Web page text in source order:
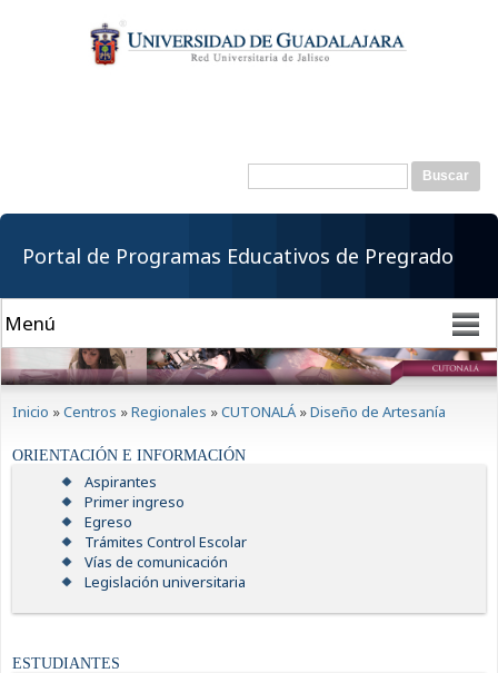
contenido
principal
Formulario de
Buscar
Portal de Programas Educativos de Pregrado
Inicio »Centros »Regionales »CUTONALÁ »Diseño de Artesanía
ORIENTACIÓN E INFORMACIÓN
Aspirantes
Primer ingreso
Egreso
Trámites Control Escolar
Vías de comunicación
Legislación universitaria
ESTUDIANTES